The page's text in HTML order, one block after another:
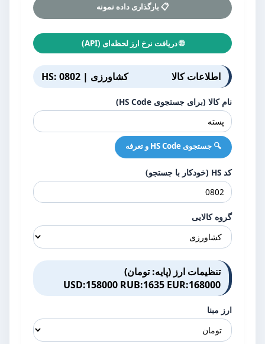
📋 بارگذاری داده نمونه
🌐 دریافت نرخ ارز لحظه‌ای (API)
اطلاعات کالا کشاورزی | HS: 0802
نام کالا (برای جستجوی HS Code)
🔍 جستجوی HS Code و تعرفه
کد HS (خودکار با جستجو)
گروه کالایی
تنظیمات ارز (پایه: تومان)
USD:158000 RUB:1635 EUR:168000
ارز مبنا